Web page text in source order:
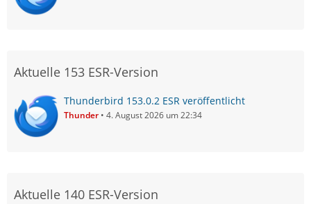
Aktuelle 153 ESR-Version
Thunderbird 153.0.2 ESR veröffentlicht
Thunder 4. August 2026 um 22:34
Aktuelle 140 ESR-Version